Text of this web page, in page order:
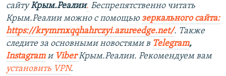
сайтуКрым.Реалии. Беспрепятственно читать
Крым.Реалии можно с помощью зеркального сайта:
https://krymrnxqqhahrczyi.azureedge.net/. Также
следите за основными новостями в Telegram,
Instagramи ViberКрым.Реалии. Рекомендуем вам
установить VPN.